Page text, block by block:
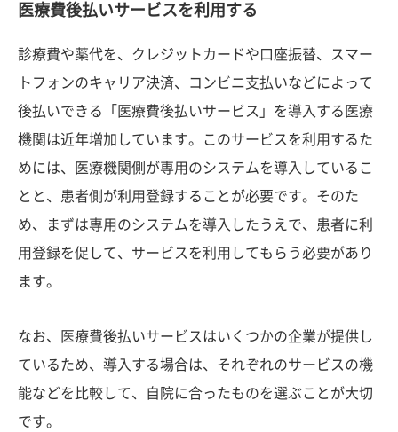
医療費後払いサービスを利用する
診療費や薬代を、クレジットカードや口座振替、スマー
トフォンのキャリア決済、コンビニ支払いなどによって
後払いできる「医療費後払いサービス」を導入する医療
機関は近年増加しています。このサービスを利用するた
めには、医療機関側が専用のシステムを導入しているこ
とと、患者側が利用登録することが必要です。そのた
め、まずは専用のシステムを導入したうえで、患者に利
用登録を促して、サービスを利用してもらう必要があり
ます。
なお、医療費後払いサービスはいくつかの企業が提供し
ているため、導入する場合は、それぞれのサービスの機
能などを比較して、自院に合ったものを選ぶことが大切
です。